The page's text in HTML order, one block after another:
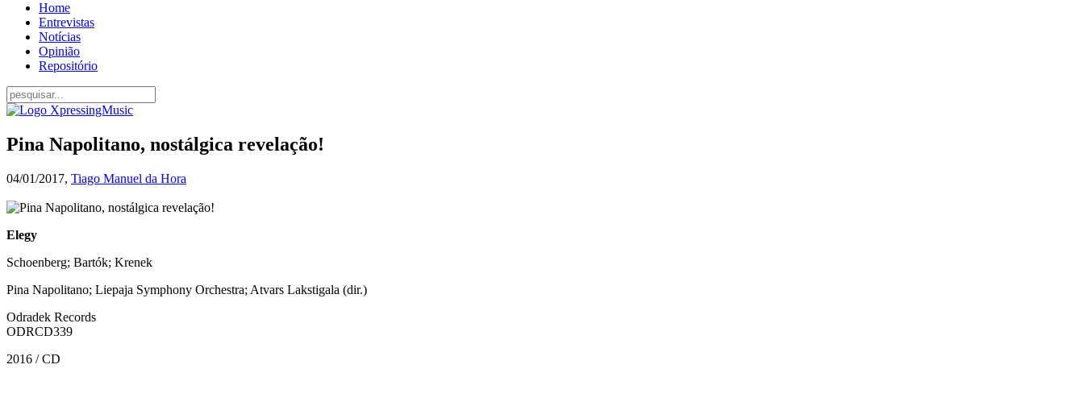
Home
Entrevistas
Notícias
Opinião
Repositório
Pina Napolitano, nostálgica revelação!
04/01/2017, Tiago Manuel da Hora
Elegy
Schoenberg; Bartók; Krenek
Pina Napolitano; Liepaja Symphony Orchestra; Atvars Lakstigala (dir.)
Odradek Records
ODRCD339
2016 / CD